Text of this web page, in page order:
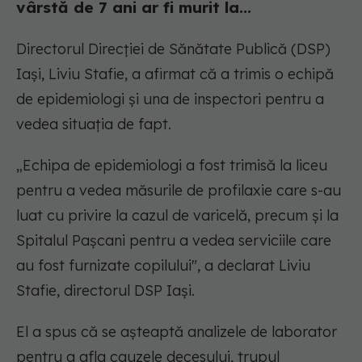
vârstă de 7 ani ar fi murit la...
Directorul Direcției de Sănătate Publică (DSP)
Iași, Liviu Stafie, a afirmat că a trimis o echipă
de epidemiologi și una de inspectori pentru a
vedea situația de fapt.
„Echipa de epidemiologi a fost trimisă la liceu
pentru a vedea măsurile de profilaxie care s-au
luat cu privire la cazul de varicelă, precum și la
Spitalul Pașcani pentru a vedea serviciile care
au fost furnizate copilului", a declarat Liviu
Stafie, directorul DSP Iași.
El a spus că se așteaptă analizele de laborator
pentru a afla cauzele decesului, trupul